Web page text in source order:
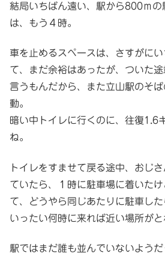
結局いちばん遠い、駅から800ｍの
は、もう４時。
車を止めるスペースは、さすがに
て、まだ余裕はあったが、ついた途
言うもんだから、また立山駅のそ
動。
暗い中トイレに行くのに、往復1.6
ね。
トイレをすませて戻る途中、おじ
ていたら、１時に駐車場に着いた
て、どうやら同じあたりに駐車した
いったい何時に来れば近い場所がと
駅ではまだ誰も並んでいないよう